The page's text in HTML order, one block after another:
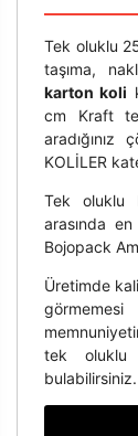
Tek oluklu
taşıma,
karton koli
cm Kraft
KOLİLER
Tek
arasında
Bojopack
Üretimde
tek oluklu
bulabilirsiniz.